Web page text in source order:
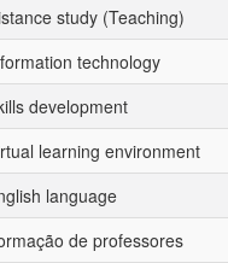
study (Teaching)
technology
development
learning environment
language
de professores